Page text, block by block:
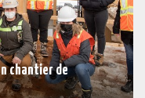
chantier de